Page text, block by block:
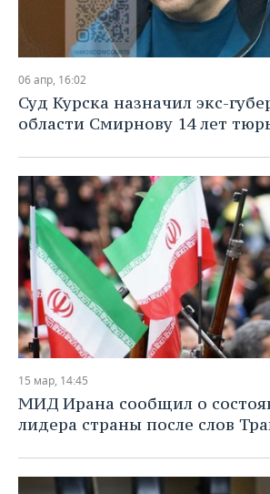
06 апр, 16:02
Суд Курска назначил экс-
области Смирнову 14 лет
15 мар, 14:45
МИД Ирана сообщил о
лидера страны после слов